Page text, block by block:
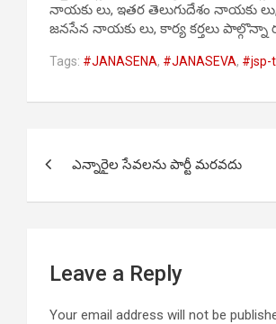
నాయకు లు, ఇతర తెలుగుదేశం నాయకు లు,
జనసేన నాయకు లు, కార్య కర్తలు పాల్గొన్నా
Tags: #JANASENA, #JANASEVA, #jsp-
navigation
ఎన్నారైల సేవలను పార్టీ మరవదు
Leave a Reply
Your email address will not be